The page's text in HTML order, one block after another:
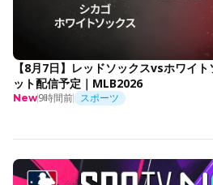
【8月7日】レッドソックスvsホワイ
ット配信予定｜MLB2026
New9時間前 スポーツ